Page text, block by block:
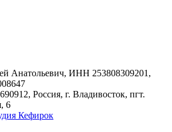
Анатольевич, ИНН 253808309201,
Россия, г. Владивосток, пгт.
6
Кефирок